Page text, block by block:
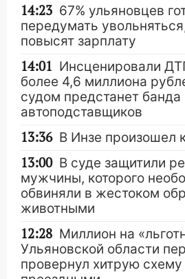
14:23 67% ульяновцев
передумать
повысят зарплату
14:01 Инсценировали
более 4,6 миллиона
судом предстанет банда
автоподставщиков
13:36 В Инзе произошел
13:00 В суде защитили
мужчины, которого
обвиняли в жестоком
животными
12:28 Миллион на
Ульяновской области
провернул хитрую